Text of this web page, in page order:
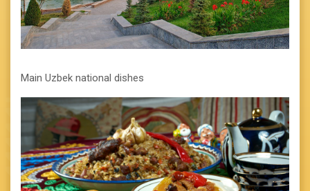
Main Uzbek national dishes